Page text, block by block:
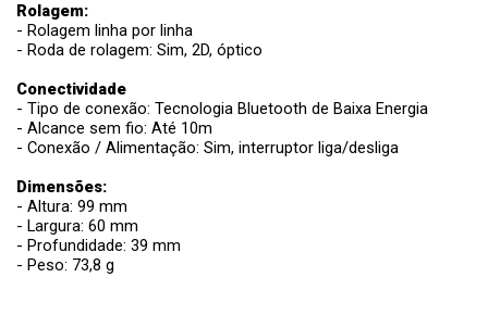
Rolagem:
- Rolagem linha por linha
- Roda de rolagem: Sim, 2D, óptico
Conectividade
- Tipo de conexão: Tecnologia Bluetooth de Baixa Energia
- Alcance sem fio: Até 10m
- Conexão / Alimentação: Sim, interruptor liga/desliga
Dimensões:
- Altura: 99 mm
- Largura: 60 mm
- Profundidade: 39 mm
- Peso: 73,8 g